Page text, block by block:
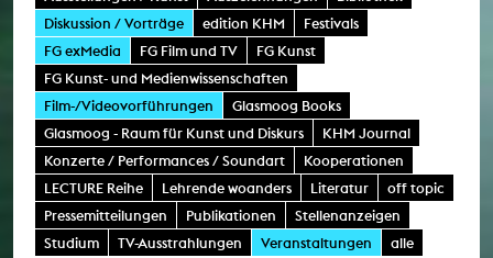
Diskussion / Vorträge
edition KHM
Festivals
FG exMedia
FG Film und TV
FG Kunst
FG Kunst- und Medienwissenschaften
Film-/Videovorführungen
Glasmoog Books
Glasmoog - Raum für Kunst und Diskurs
KHM Journal
Konzerte / Performances / Soundart
Kooperationen
LECTURE Reihe
Lehrende woanders Literatur
off topic
Pressemitteilungen
Publikationen
Stellenanzeigen
Studium
TV-Ausstrahlungen Veranstaltungen alle